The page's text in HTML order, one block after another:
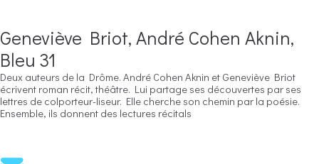
Geneviève Briot, André Cohen Aknin,
Bleu 31
Deux auteurs de la Drôme. André Cohen Aknin et Geneviève Briot
écrivent roman récit, théâtre. Lui partage ses découvertes par ses
lettres de colporteur-liseur. Elle cherche son chemin par la poésie.
Ensemble, ils donnent des lectures récitals